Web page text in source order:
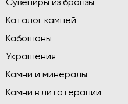
Сувениры из бронзы
Каталог камней
Кабошоны
Украшения
Камни и минералы
Камни в литотерапии